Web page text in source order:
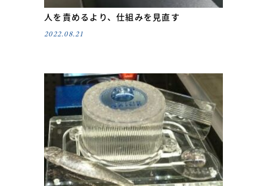
人を責めるより、仕組みを見直す
2022.08.21